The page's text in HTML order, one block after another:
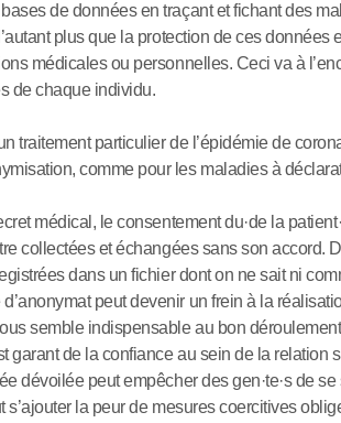
de données en traçant et fichant des
plus que la protection de ces données
médicales ou personnelles. Ceci va à
de chaque individu.
traitement particulier de l’épidémie de
comme pour les maladies à
médical, le consentement du·de la patient
collectées et échangées sans son accord.
dans un fichier dont on ne sait ni
d’anonymat peut devenir un frein à la
semble indispensable au bon
garant de la confiance au sein de la relation
dévoilée peut empêcher des gen·te·s de se
s’ajouter la peur de mesures coercitives